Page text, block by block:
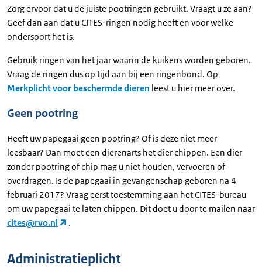
Zorg ervoor dat u de juiste pootringen gebruikt. Vraagt u ze aan?
Geef dan aan dat u CITES-ringen nodig heeft en voor welke
ondersoort het is.
Gebruik ringen van het jaar waarin de kuikens worden geboren.
Vraag de ringen dus op tijd aan bij een ringenbond. Op
Merkplicht voor beschermde dieren leest u hier meer over.
Geen pootring
Heeft uw papegaai geen pootring? Of is deze niet meer
leesbaar? Dan moet een dierenarts het dier chippen. Een dier
zonder pootring of chip mag u niet houden, vervoeren of
overdragen. Is de papegaai in gevangenschap geboren na 4
februari 2017? Vraag eerst toestemming aan het CITES-bureau
om uw papegaai te laten chippen. Dit doet u door te mailen naar
cites@rvo.nl
.
Administratieplicht